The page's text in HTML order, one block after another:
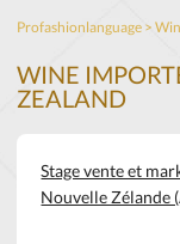
Profashionlanguage >
WINE
ZEALAND
Stage vente et
Nouvelle Zélande